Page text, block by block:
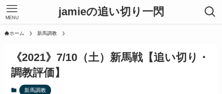
jamieの追い切り一閃
MENU
ホーム 新馬調教
《2021》7/10（土）新馬戦【追い切り・
調教評価】
新馬調教